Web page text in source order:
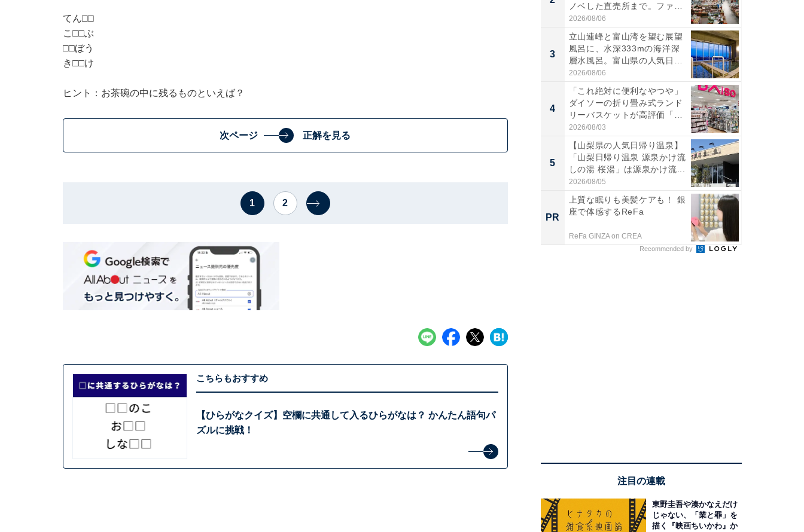
てん□□
こ□□ぶ
□□ぼう
き□□け
ヒント：お茶碗の中に残るものといえば？
次ページ 正解を見る
1 2
こちらもおすすめ
【ひらがなクイズ】空欄に共通して入るひらがなは？ かんたん語句パ
ズルに挑戦！
ノベした直売所まで。ファ
ー...
2026/08/06
3
立山連峰と富山湾を望む展望
風呂に、水深333mの海洋深
層水風呂。富山県の人気日
帰...
2026/08/06
4
「これ絶対に便利なやつや」
ダイソーの折り畳み式ランド
リーバスケットが高評価「使
わ...
2026/08/03
5
【山梨県の人気日帰り温泉】
「山梨日帰り温泉 源泉かけ流
しの湯 桜湯」は源泉かけ流...
2026/08/05
PR
上質な眠りも美髪ケアも！ 銀
座で体感するReFa
ReFa GINZA on CREA
Recommended by
注目の連載
東野圭吾や湊かなえだけ
じゃない、「業と罪」を
描く『映画ちいかわ』か